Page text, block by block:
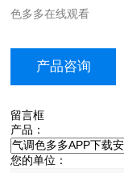
色多多在线观看
产品咨询
留言框
产品：
您的单位：